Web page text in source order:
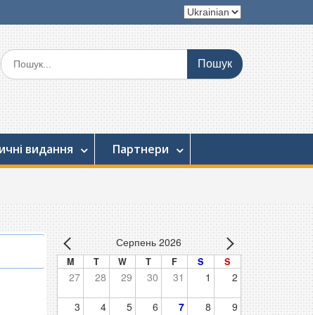
Вибрати
мову
Шукати:
видання Партнери
Серпень 2026
M T W T F S S
27 28 29 30 31 1 2
3 4 5 6 7 8 9